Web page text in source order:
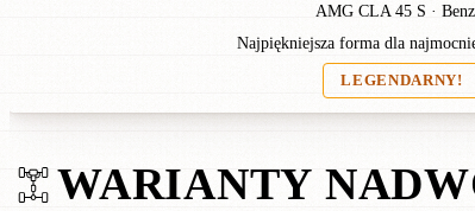
AMG CLA 45 S ·
Najpiękniejsza forma dla
LEGENDARNY!
WARIANTY